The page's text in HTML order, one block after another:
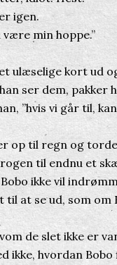
igen.
min hoppe.”
ulæselige kort ud
ser dem, pakker
”hvis vi går til,
op til regn og
til endnu et
ikke vil
at se ud, som
de slet ikke er
ikke, hvordan